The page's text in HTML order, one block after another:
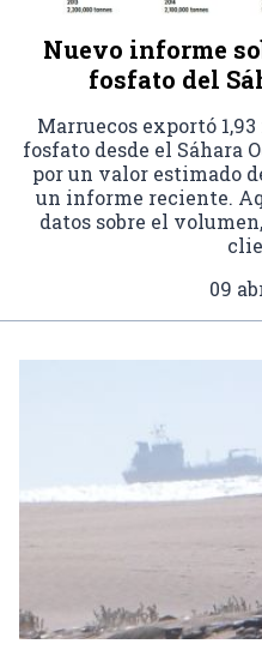
Nuevo informe
fosfato del
Marruecos exportó
fosfato desde el Sáhara
por un valor estimado
un informe reciente.
datos sobre el
09